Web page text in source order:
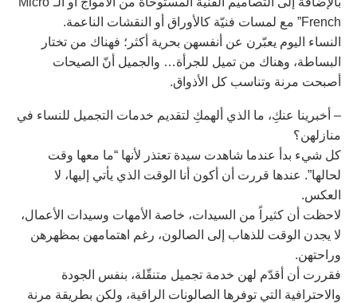
French” مع لمسات فنيّة كالأوراق أو النقشات الناعمة.
النساء اليوم يعبّرن عن أنفسهن بحرية أكثر؛ فهناك من تختار
البساطة، وهناك من تميل للجرأة… والجميل أنّ الصيحات
أصبحت مرنة وتناسب كل الأذواق.
– أخبرينا عنكِ، ما الذي ألهمكِ لتقديم خدمات التجميل للنساء في
منازلهن؟
كل شيء بدأ عندما شاهدت سيدة تعتذر لأنها “ما معها وقت
لحالها”. عندها قررت أن أكون أنا الوقت الذي يأتي إليها، لا
العكس.
لاحظت أن كثيراً من السيدات، خاصة الأمهات وسيدات الأعمال،
لا يجدن الوقت للذهاب إلى الصالون، رغم اهتمامهن بمظهرهن
وراحتهن.
فقررت أن أقدّم لهن خدمة تجميل متنقّلة، بنفس الجودة
والاحترافية التي توفرها الصالونات الراقية، ولكن بطريقة مرنة